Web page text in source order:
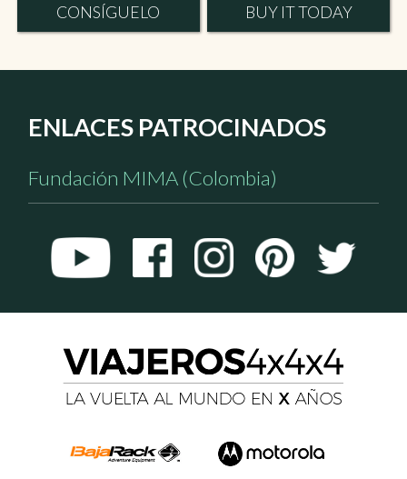
CONSÍGUELO BUY IT TODAY
ENLACES PATROCINADOS
Fundación MIMA (Colombia)